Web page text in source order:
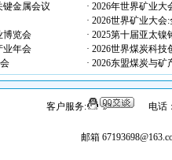
键金属会议
· 2026年世界矿业
· 2026世界矿业大
博览会
· 2025第十届亚太
业年会
· 2026世界煤炭科
· 2026东盟煤炭与
客户服务:
电话
邮箱